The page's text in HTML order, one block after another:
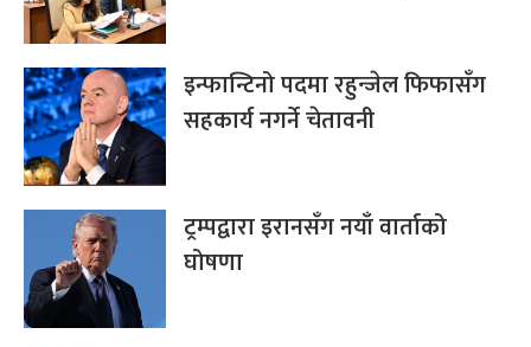
इन्फान्टिनो पदमा रहुन्जेल फिफासँग
सहकार्य नगर्ने चेतावनी
ट्रम्पद्वारा इरानसँग नयाँ वार्ताको
घोषणा